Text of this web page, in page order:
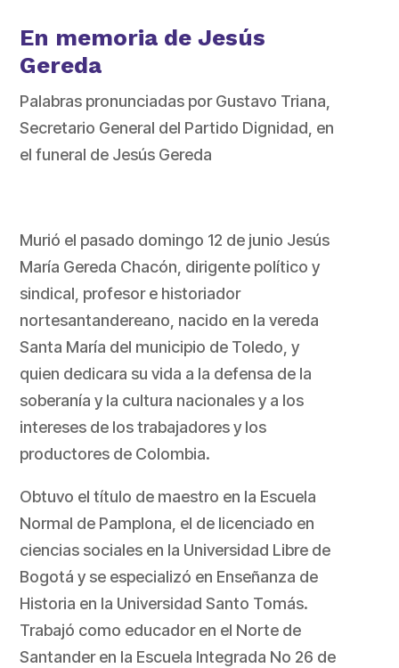
En memoria de Jesús
Gereda
Palabras pronunciadas por Gustavo Triana,
Secretario General del Partido Dignidad, en
el funeral de Jesús Gereda
Murió el pasado domingo 12 de junio Jesús
María Gereda Chacón, dirigente político y
sindical, profesor e historiador
nortesantandereano, nacido en la vereda
Santa María del municipio de Toledo, y
quien dedicara su vida a la defensa de la
soberanía y la cultura nacionales y a los
intereses de los trabajadores y los
productores de Colombia.
Obtuvo el título de maestro en la Escuela
Normal de Pamplona, el de licenciado en
ciencias sociales en la Universidad Libre de
Bogotá y se especializó en Enseñanza de
Historia en la Universidad Santo Tomás.
Trabajó como educador en el Norte de
Santander en la Escuela Integrada No 26 de